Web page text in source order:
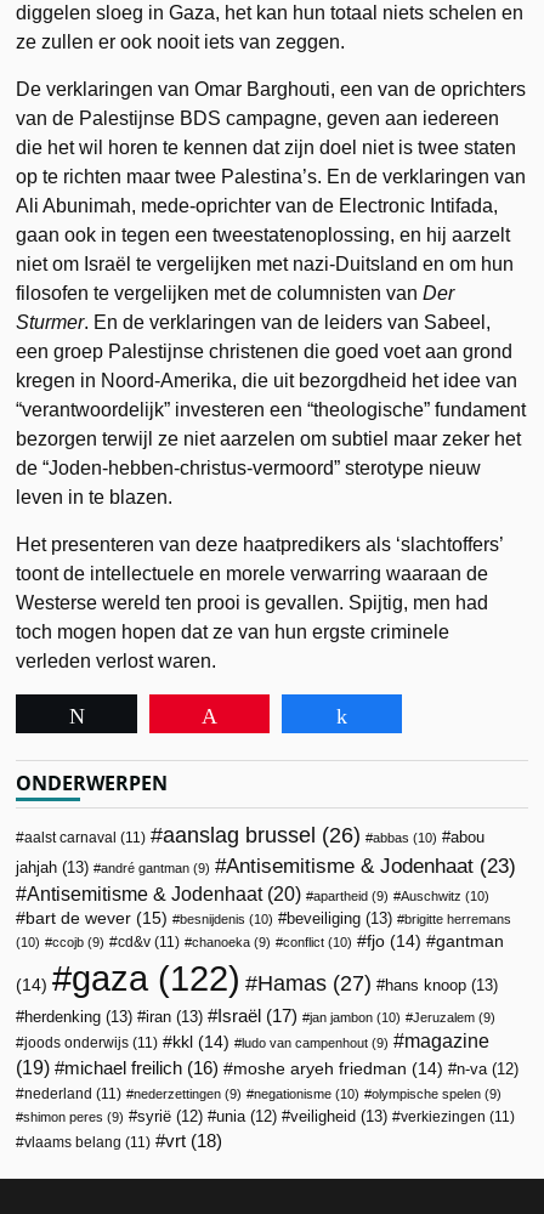
diggelen sloeg in Gaza, het kan hun totaal niets schelen en
ze zullen er ook nooit iets van zeggen.
De verklaringen van Omar Barghouti, een van de oprichters
van de Palestijnse BDS campagne, geven aan iedereen
die het wil horen te kennen dat zijn doel niet is twee staten
op te richten maar twee Palestina’s. En de verklaringen van
Ali Abunimah, mede-oprichter van de Electronic Intifada,
gaan ook in tegen een tweestatenoplossing, en hij aarzelt
niet om Israël te vergelijken met nazi-Duitsland en om hun
filosofen te vergelijken met de columnisten vanDer
Sturmer. En de verklaringen van de leiders van Sabeel,
een groep Palestijnse christenen die goed voet aan grond
kregen in Noord-Amerika, die uit bezorgdheid het idee van
“verantwoordelijk” investeren een “theologische” fundament
bezorgen terwijl ze niet aarzelen om subtiel maar zeker het
de “Joden-hebben-christus-vermoord” sterotype nieuw
leven in te blazen.
Het presenteren van deze haatpredikers als ‘slachtoffers’
toont de intellectuele en morele verwarring waaraan de
Westerse wereld ten prooi is gevallen. Spijtig, men had
toch mogen hopen dat ze van hun ergste criminele
verleden verlost waren.
ONDERWERPEN
aalst carnaval (11) aanslag brussel (26) abbas (10)
abou
jahjah (13) andré gantman (9) Antisemitisme & Jodenhaat (23)
Antisemitisme & Jodenhaat(20) apartheid (9) Auschwitz (10)
bart de wever (15) besnijdenis (10) beveiliging (13)
brigitte herremans
(10)
ccojb (9) cd&v (11) chanoeka (9) conflict (10) fjo (14) gantman
(14) gaza (122) Hamas (27) hans knoop (13)
herdenking (13) iran (13) Israël (17) jan jambon (10) Jeruzalem (9)
joods onderwijs (11) kkl (14) ludo van campenhout (9)
magazine
(19)
michael freilich (16) moshe aryeh friedman (14) n-va (12)
nederland (11) nederzettingen (9) negationisme (10) olympische spelen (9)
shimon peres (9) syrië (12) unia (12) veiligheid (13) verkiezingen (11)
vlaams belang (11) vrt (18)